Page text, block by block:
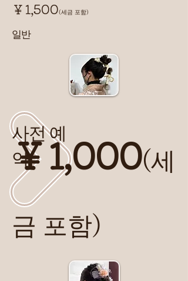
￥1,500(세금 포함)
​일반
￥1,000(세
금 포함)
​사전 예
약